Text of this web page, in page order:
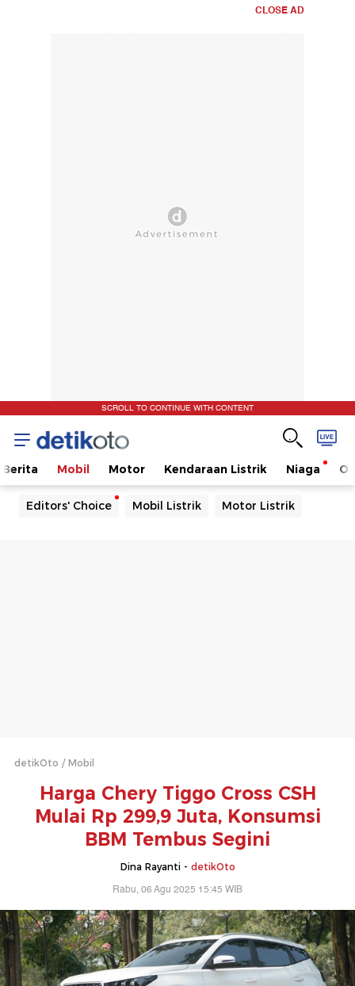
CLOSE AD
SCROLL TO CONTINUE WITH CONTENT
Berita Mobil Motor Kendaraan Listrik Niaga
Editors' Choice Mobil Listrik Motor Listrik
detikOto Mobil
Harga Chery Tiggo Cross CSH
Mulai Rp 299,9 Juta, Konsumsi
BBM Tembus Segini
Dina Rayanti - detikOto
Rabu, 06 Agu 2025 15:45 WIB